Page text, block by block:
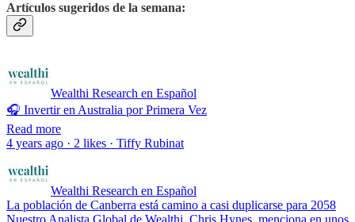
Artículos sugeridos de la semana:
Wealthi Research en Español
🎧 Invertir en Australia por Primera Vez
Read more
4 years ago · 2 likes · Tiffy Rubinat
Wealthi Research en Español
La población de Canberra está camino a casi duplicarse para 2058